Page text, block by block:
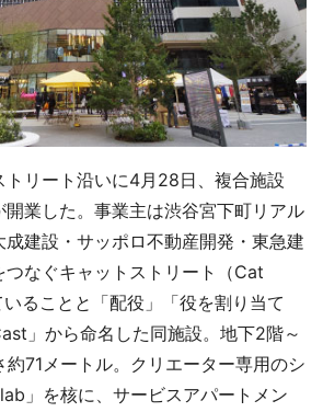
リート沿いに4月28日、複合施設
開業した。事業主は渋谷宮下町リアル
建設・サッポロ不動産開発・東急建
なぐキャットストリート（Cat
ることと「配役」「役を割り当て
」から命名した同施設。地下2階～
71メートル。クリエーター専用のシ
」を核に、サービスアパートメン